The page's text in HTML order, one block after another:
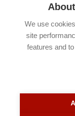
Copyrights
Kontakt
We use
site
features and